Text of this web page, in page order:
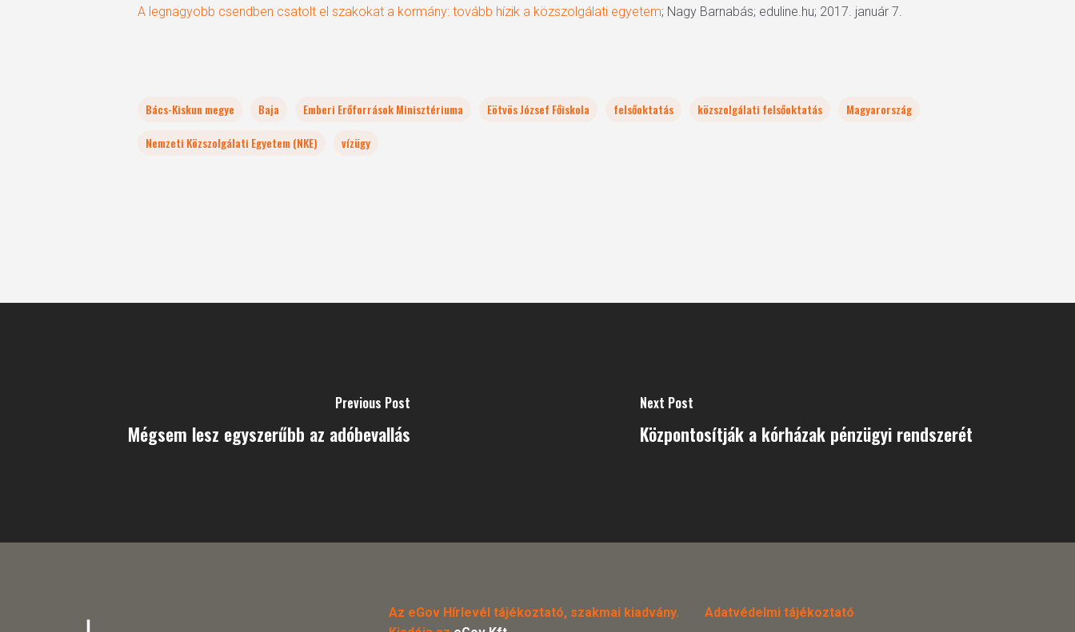
A legnagyobb csendben csatolt el szakokat a kormány: tovább hízik a közszolgálati egyetem; Nagy Barnabás; eduline.hu; 2017. január 7.
Bács-Kiskun megye Baja Emberi Erőforrások Minisztériuma Eötvös József Főiskola felsőoktatás közszolgálati felsőoktatás
Magyarország
Nemzeti Közszolgálati Egyetem (NKE)
vízügy
Previous Post
Mégsem lesz egyszerűbb az adóbevallás
Next Post
Központosítják a kórházak pénzügyi rendszerét
Az eGov Hírlevél tájékoztató, szakmai kiadvány.
Adatvédelmi tájékoztató